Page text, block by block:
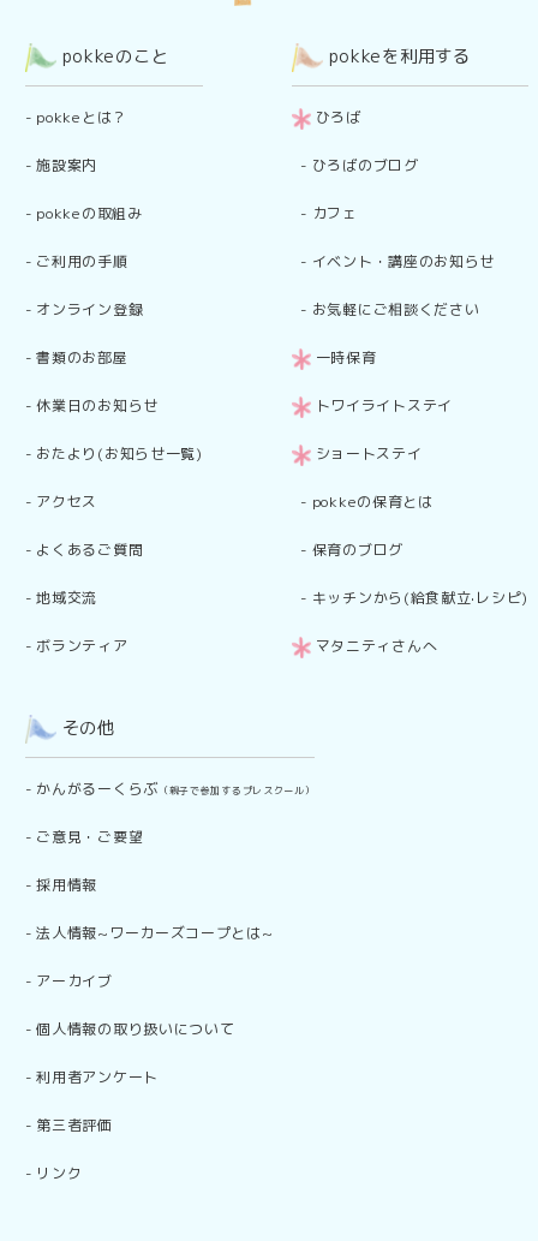
pokkeのこと
- pokkeとは？
-施設案内
- pokkeの取組み
- ご利用の手順
- オンライン登録
-書類のお部屋
-休業日のお知らせ
- おたより(お知らせ一覧)
- アクセス
- よくあるご質問
-地域交流
- ボランティア
pokkeを利用する
ひろば
- ひろばのブログ
- カフェ
- イベント・講座のお知らせ
- お気軽にご相談ください
一時保育
トワイライトステイ
ショートステイ
- pokkeの保育とは
- 保育のブログ
- キッチンから(給食献立·レシピ)
マタニティさんへ
その他
- かんがるーくらぶ （親子で参加するプレスクール）
- ご意見・ご要望
-採用情報
-法人情報~ワーカーズコープとは~
- アーカイブ
-個人情報の取り扱いについて
-利用者アンケート
- 第三者評価
- リンク